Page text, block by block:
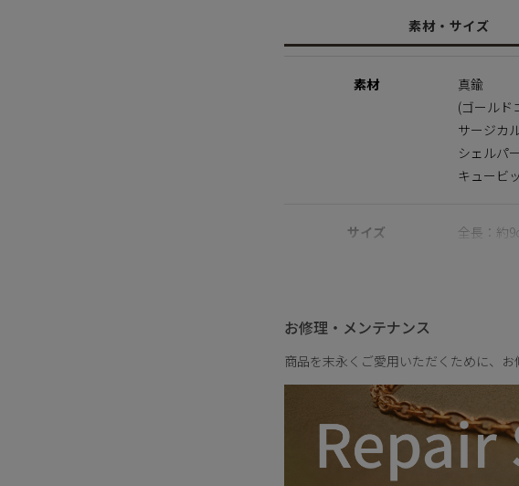
天然の殻を再利用してつくられ自然や
て扱っています。
※ニッケルフリー
金属製のアクセサリーに含まれるニッ
医療用器具に使われている合金です。
素材・サイズ
素材
真鍮
(ゴールド
サージカ
シェルパ
キュービ
サイズ
全長：約
重さ 片耳：約
お修理・メンテナンス
商品を末永くご愛用いただくために、